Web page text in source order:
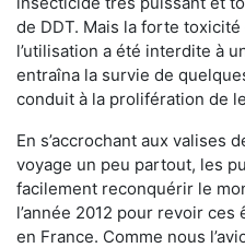
de DDT. Mais la forte
l’utilisation a été interdite à
entraîna la survie de
conduit à la prolifération de
En s’accrochant aux valises
voyage un peu partout, les
facilement reconquérir le
l’année 2012 pour revoir
en France. Comme nous